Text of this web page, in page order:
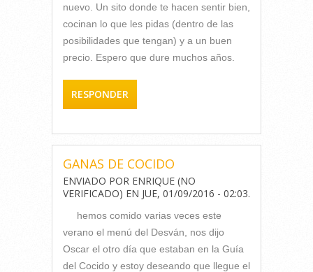
nuevo. Un sito donde te hacen sentir bien,
cocinan lo que les pidas (dentro de las
posibilidades que tengan) y a un buen
precio. Espero que dure muchos años.
RESPONDER
GANAS DE COCIDO
ENVIADO POR ENRIQUE (NO
VERIFICADO) EN JUE, 01/09/2016 - 02:03.
hemos comido varias veces este
verano el menú del Desván, nos dijo
Oscar el otro día que estaban en la Guía
del Cocido y estoy deseando que llegue el